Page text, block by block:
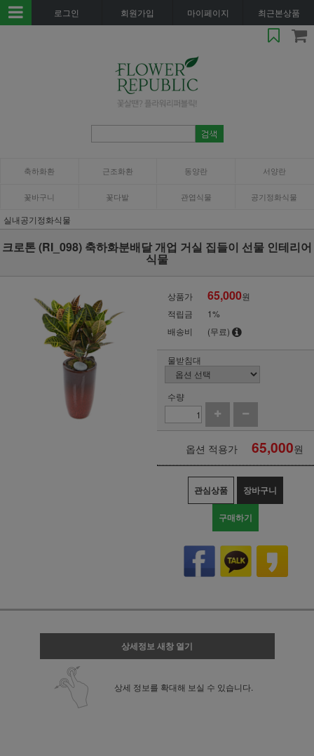
로그인 회원가입 마이페이지 최근본상품
축하화환 근조화환 동양란 서양란
꽃바구니 꽃다발 관엽식물 공기정화식물
실내공기정화식물
크로톤 (RI_098) 축하화분배달 개업 거실 집들이 선물 인테리어
식물
상품가 65,000원
적립금
1%
배송비
(무료)
물받침대
수량
옵션 적용가 65,000원
관심상품 장바구니
구매하기
상세정보 새창 열기
상세 정보를 확대해 보실 수 있습니다.